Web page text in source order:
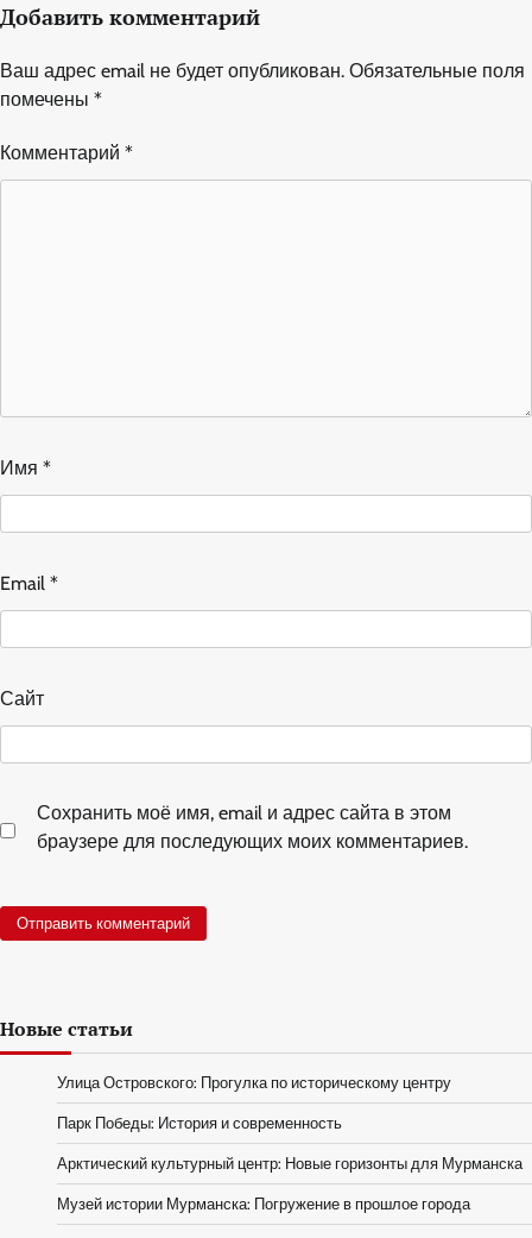
Добавить комментарий
Ваш адрес email не будет опубликован. Обязательные поля
помечены *
Комментарий *
Имя *
Email *
Сайт
Сохранить моё имя, email и адрес сайта в этом
браузере для последующих моих комментариев.
Новые статьи
Улица Островского: Прогулка по историческому центру
Парк Победы: История и современность
Арктический культурный центр: Новые горизонты для Мурманска
Музей истории Мурманска: Погружение в прошлое города